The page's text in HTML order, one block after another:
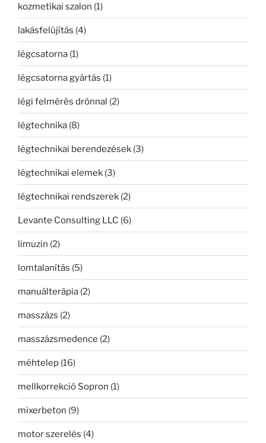
kozmetikai szalon (1)
lakásfelújítás (4)
légcsatorna (1)
légcsatorna gyártás (1)
légi felmérés drónnal (2)
légtechnika (8)
légtechnikai berendezések (3)
légtechnikai elemek (3)
légtechnikai rendszerek (2)
Levante Consulting LLC (6)
limuzin (2)
lomtalanítás (5)
manuálterápia (2)
masszázs (2)
masszázsmedence (2)
méhtelep (16)
mellkorrekció Sopron (1)
mixerbeton (9)
motor szerelés (4)